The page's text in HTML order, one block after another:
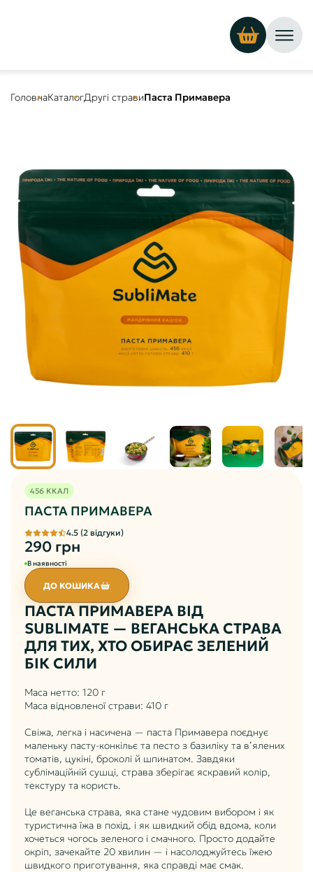
ГоловнаКаталогДругі стравиПаста Примавера
456 ККАЛ
ПАСТА ПРИМАВЕРА
4.5 (2 відгуки)
290 грн
В наявності
ДО КОШИКА
ПАСТА ПРИМАВЕРА ВІД
SUBLIMATE — ВЕГАНСЬКА СТРАВА
ДЛЯ ТИХ, ХТО ОБИРАЄ ЗЕЛЕНИЙ
БІК СИЛИ
Маса нетто: 120 г
Маса відновленої страви: 410 г
Свіжа, легка і насичена — паста Примавера поєднує
маленьку пасту-конкільє та песто з базиліку та в’ялених
томатів, цукіні, броколі й шпинатом. Завдяки
сублімаційній сушці, страва зберігає яскравий колір,
текстуру та користь.
Це веганська страва, яка стане чудовим вибором і як
туристична їжа в похід, і як швидкий обід вдома, коли
хочеться чогось зеленого і смачного. Просто додайте
окріп, зачекайте 20 хвилин — і насолоджуйтесь їжею
швидкого приготування, яка справді має смак.